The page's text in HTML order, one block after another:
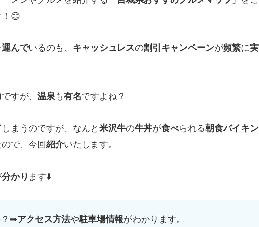
😊
運んでいるのも、 キャッシュレスの割引キャンペーンが頻繁に実
ですが、 温泉も有名ですよね？
しまうのですが、なんと米沢牛の牛丼が食べられる朝食バイキン
ので、今回紹介いたします。
分かり ます⬇️
？➡アクセス方法や駐車場情報がわかります。